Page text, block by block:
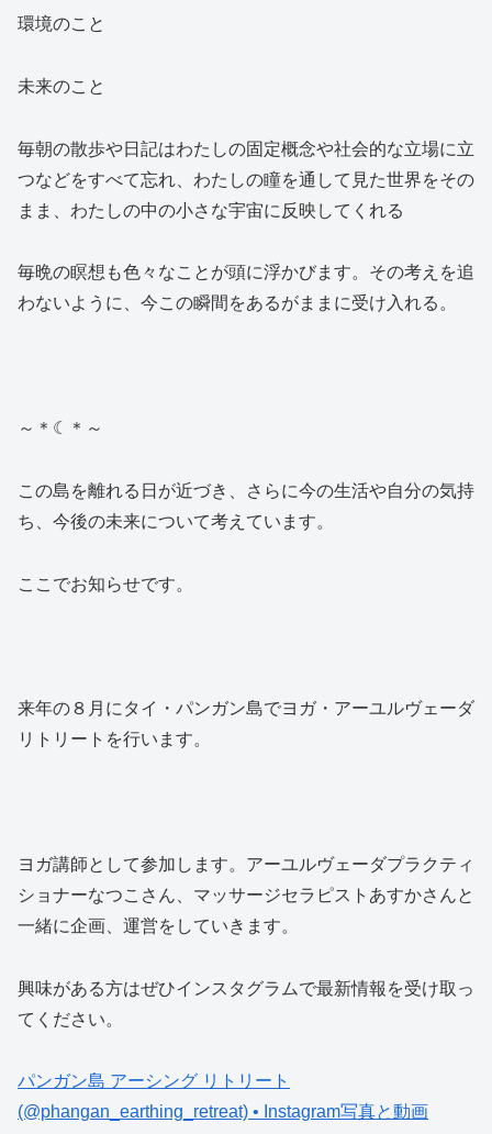
環境のこと
未来のこと
毎朝の散歩や日記はわたしの固定概念や社会的な立場に立
つなどをすべて忘れ、わたしの瞳を通して見た世界をその
まま、わたしの中の小さな宇宙に反映してくれる
毎晩の瞑想も色々なことが頭に浮かびます。その考えを追
わないように、今この瞬間をあるがままに受け入れる。
～＊☾＊～
この島を離れる日が近づき、さらに今の生活や自分の気持
ち、今後の未来について考えています。
ここでお知らせです。
来年の８月にタイ・パンガン島でヨガ・アーユルヴェーダ
リトリートを行います。
ヨガ講師として参加します。アーユルヴェーダプラクティ
ショナーなつこさん、マッサージセラピストあすかさんと
一緒に企画、運営をしていきます。
興味がある方はぜひインスタグラムで最新情報を受け取っ
てください。
パンガン島 アーシング リトリート
(@phangan_earthing_retreat) • Instagram写真と動画